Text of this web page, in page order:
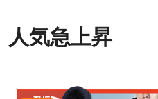
人気急上昇